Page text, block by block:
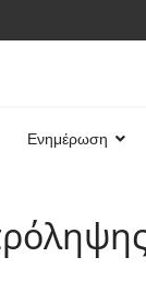
Ενημέρωση